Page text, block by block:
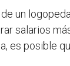
un
salarios
es posible